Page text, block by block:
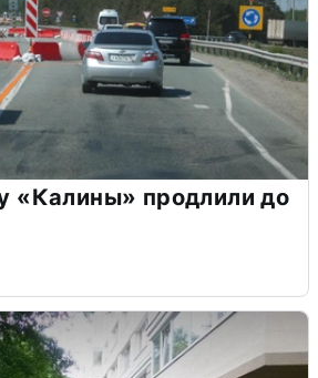
«Калины» продлили до